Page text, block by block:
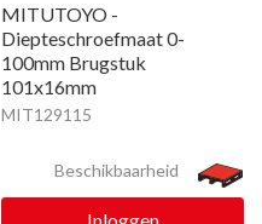
MITUTOYO -
Diepteschroefmaat 0-
100mm Brugstuk
101x16mm
MIT129115
Beschikbaarheid